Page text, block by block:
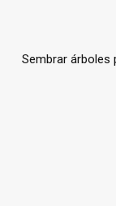
Sembrar árboles